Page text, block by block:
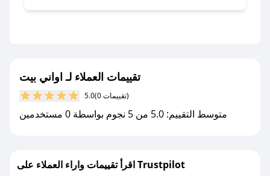
مع صحصح، تسوق بذكاء ووفّر على كل مشترياتك مع
تقييمات العملاء لـ اواني بيت
5.0 (0 تقييمات)
متوسط التقييم: 5.0 من 5 نجوم بواسطة 0 مستخدمين
اقرأ تقييمات واراء العملاء على Trustpilot